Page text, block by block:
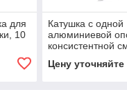
для
10
Катушка с одной
алюминиевой
консистентной
Цену уточняйте